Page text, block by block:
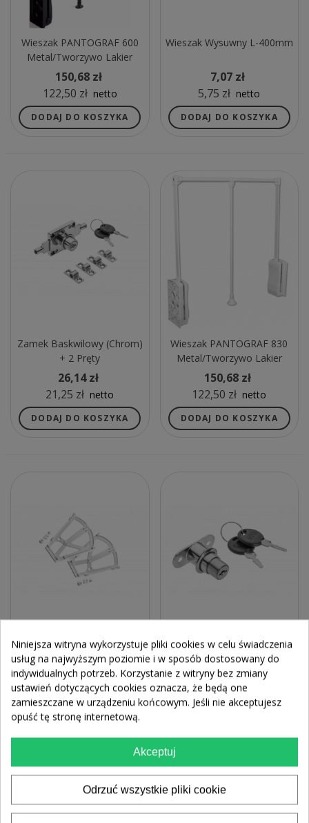
Wieszak PANTOGRAF 600
Metal/tworzywo Lakier
Czarny
150,68 zł
122,50 zł netto
DODAJ DO KOSZYKA
Wieszak Wysuwny L-400mm
7,07 zł
5,75 zł netto
DODAJ DO KOSZYKA
Zamek Baskwilowy (chrom)
+ 2 Pręty
26,14 zł
21,25 zł netto
DODAJ DO KOSZYKA
Wieszak PANTOGRAF 830
Metal/tworzywo Lakier
Biały
150,68 zł
122,50 zł netto
DODAJ DO KOSZYKA
Zawias Do Półki Na Buty
Biały Dwurzędowy
11,93 zł
9,70 zł netto
DODAJ DO KOSZYKA
Zamek Bolcowy 105
(chrom)
7,13 zł
5,80 zł
netto
Niniejsza witryna wykorzystuje pliki cookies w celu świadczenia
usług na najwyższym poziomie i w sposób dostosowany do
indywidualnych potrzeb. Korzystanie z witryny bez zmiany
ustawień dotyczących cookies oznacza, że będą one
zamieszczane w urządzeniu końcowym. Jeśli nie akceptujesz
opuść tę stronę internetową.
Akceptuj
Odrzuć wszystkie pliki cookie